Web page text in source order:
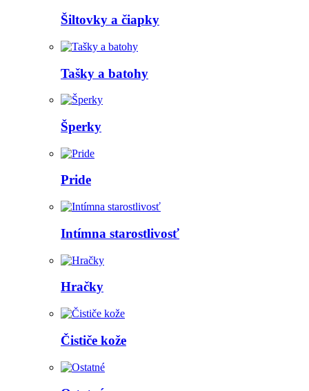
Šiltovky a čiapky
Tašky a batohy
Šperky
Pride
Intímna starostlivosť
Hračky
Čističe kože